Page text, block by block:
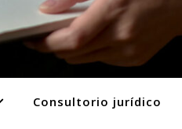
Consultorio jurídico